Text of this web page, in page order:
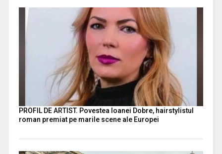
PROFIL DE ARTIST. Povestea Ioanei Dobre, hairstylistul
roman premiat pe marile scene ale Europei